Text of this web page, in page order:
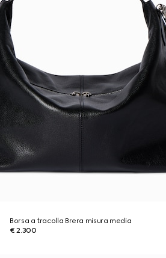
Borsa a tracolla Brera misura media
€ 2.300